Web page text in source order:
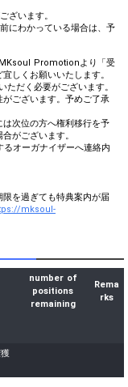
ざいます。
にわかっている場合は、予
Promotionより「受
しくお願いいたします。
だく必要がございます。
ございます。予めご了承
次位の方へ権利移行を予
がございます。
るオーガナイザーへ連絡内
を過ぎても特典案内が届
mksoul-
number of
positions
remaining
Rema
rks